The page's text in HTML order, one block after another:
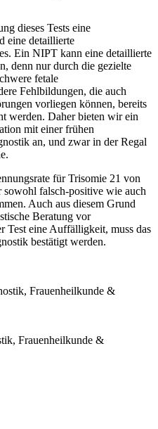
dieses Tests eine
eine detaillierte
Ein NIPT kann eine detaillierte
denn nur durch die gezielte
fetale
Fehlbildungen, die auch
vorliegen können, bereits
werden. Daher bieten wir ein
mit einer frühen
an, und zwar in der Regal
für Trisomie 21 von
sowohl falsch-positive wie auch
Auch aus diesem Grund
Beratung vor
Test eine Auffälligkeit, muss das
bestätigt werden.
Frauenheilkunde &